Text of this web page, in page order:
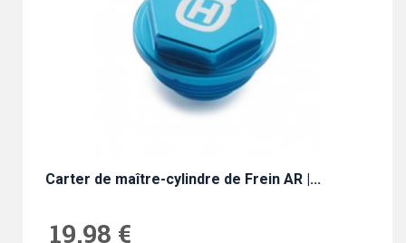
Carter de maître-cylindre de Frein AR |...
19,98 €